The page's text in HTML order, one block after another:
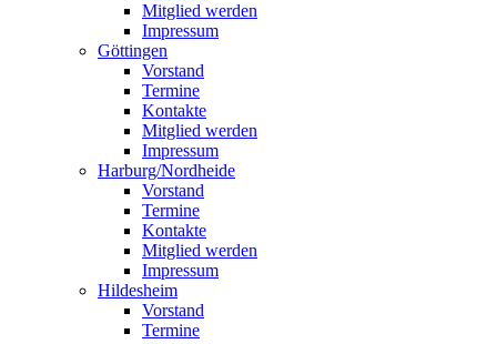
Mitglied werden
Impressum
Göttingen
Vorstand
Termine
Kontakte
Mitglied werden
Impressum
Harburg/Nordheide
Vorstand
Termine
Kontakte
Mitglied werden
Impressum
Hildesheim
Vorstand
Termine